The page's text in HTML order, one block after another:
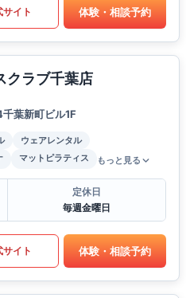
サイト 体験・相談予約
クラブ千葉店
葉新町ビル1F
ウェアレンタル
マットピラティス もっと見る
定休日
毎週金曜日
サイト 体験・相談予約